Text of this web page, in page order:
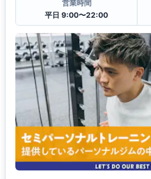
営業時間
平日 9:00〜22:00